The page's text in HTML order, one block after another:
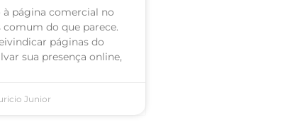
à página comercial no
comum do que parece.
páginas do
sua presença online,
Junior